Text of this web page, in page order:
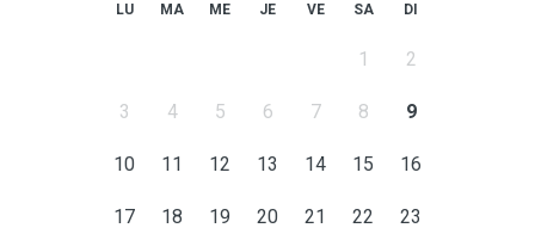
LU MA ME JE VE SA DI
1 2
3 4 5 6 7 8 9
10 11 12 13 14 15 16
17 18 19 20 21 22 23